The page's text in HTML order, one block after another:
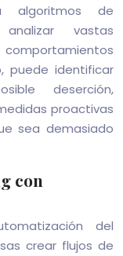
algoritmos de
vastas
puede identificar
deserción,
proactivas
sea demasiado
con
del
crear flujos de